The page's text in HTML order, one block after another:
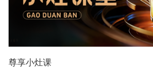
尊享小灶课